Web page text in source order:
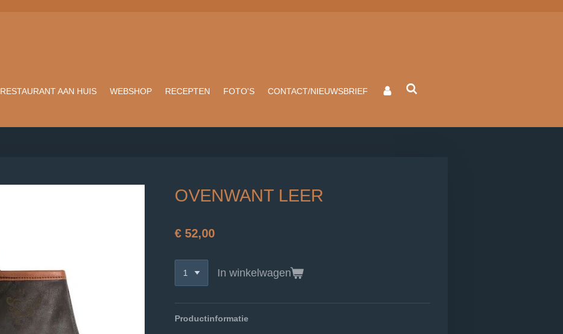
RESTAURANT AAN HUIS WEBSHOP RECEPTEN FOTO'S CONTACT/NIEUWSBRIEF
OVENWANT LEER
€ 52,00
In winkelwagen
Productinformatie